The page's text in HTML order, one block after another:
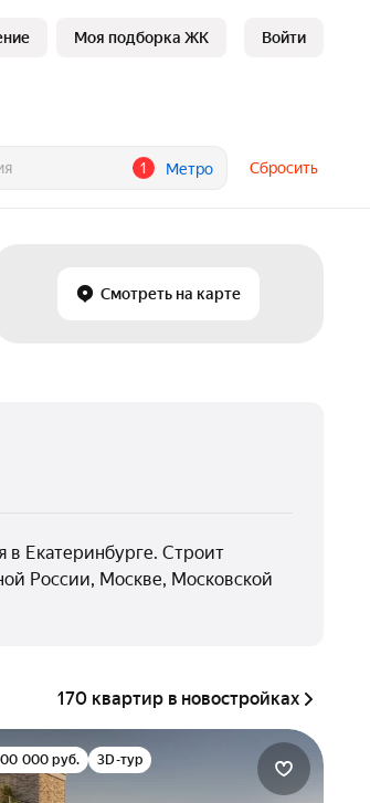
Моя подборка ЖК Войти
1 Метро Сбросить
Смотреть на карте
в Екатеринбурге. Строит
России, Москве, Московской
170 квартир в новостройках
000 руб. 3D-тур